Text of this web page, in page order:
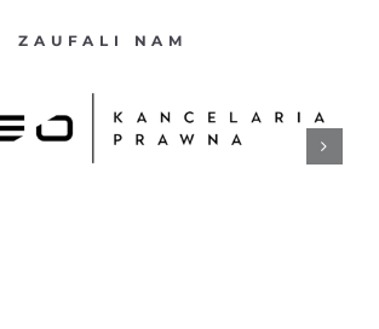
ZAUFALI NAM